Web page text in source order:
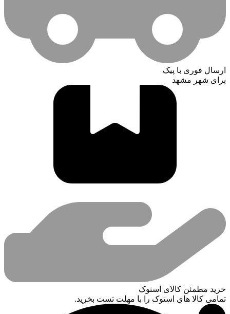
ارسال فوری با پیک
برای شهر مشهد
خرید مطمئن کالای استوک
تمامی کالا های استوک را با مهلت تست بخرید.